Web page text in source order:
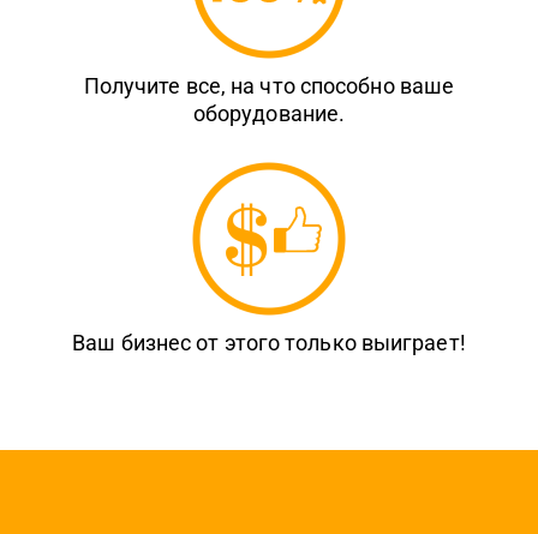
Получите все, на что способно ваше
оборудование.
Ваш бизнес от этого только выиграет!